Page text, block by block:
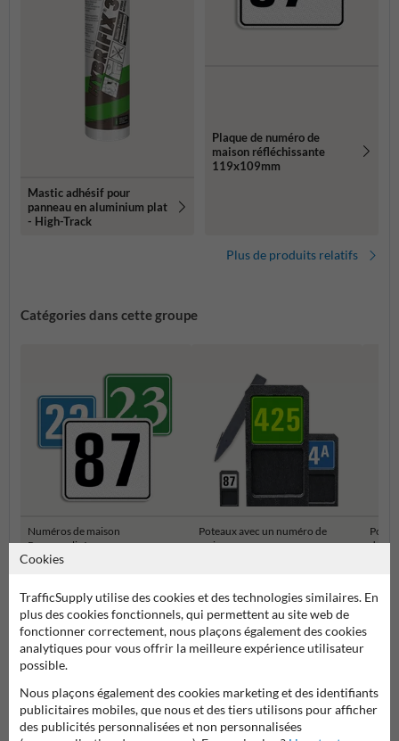
Mastic adhésif pour
panneau en aluminium plat
- High-Track
Plaque de numéro de
maison réfléchissante
119x109mm
Plus de produits relatifs
Catégories dans cette groupe
Numéros de maison
Personnalisés
Poteaux avec un numéro de
maison
de
Numéros de maison et plaques numéro de maison
Cookies
TrafficSupply utilise des cookies et des technologies similaires. En
plus des cookies fonctionnels, qui permettent au site web de
fonctionner correctement, nous plaçons également des cookies
analytiques pour vous offrir la meilleure expérience utilisateur
possible.
Nous plaçons également des cookies marketing et des identifiants
publicitaires mobiles, que nous et des tiers utilisons pour afficher
des publicités personnalisées et non personnalisées